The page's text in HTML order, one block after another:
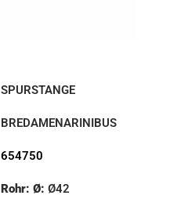
SPURSTANGE
BREDAMENARINIBUS
654750
Rohr: Ø:Ø42